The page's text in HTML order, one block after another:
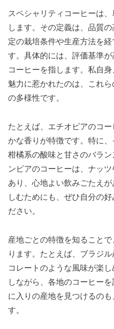
スペシャリティコーヒーは
します。その定義は、品質
定の栽培条件や生産方法を
す。具体的には、評価基準
コーヒーを指します。私自
魅力に惹かれたのは、これ
の多様性です。
たとえば、エチオピアのコ
かな香りが特徴です。特に、
柑橘系の酸味と甘さのバラ
ンビアのコーヒーは、ナッ
あり、心地よい飲みごたえ
しむためにも、ぜひ自分の
ださい。
産地ごとの特徴を知ること
ります。たとえば、ブラジ
コレートのような風味が楽
しながら、各地のコーヒー
に入りの産地を見つけるの
す。